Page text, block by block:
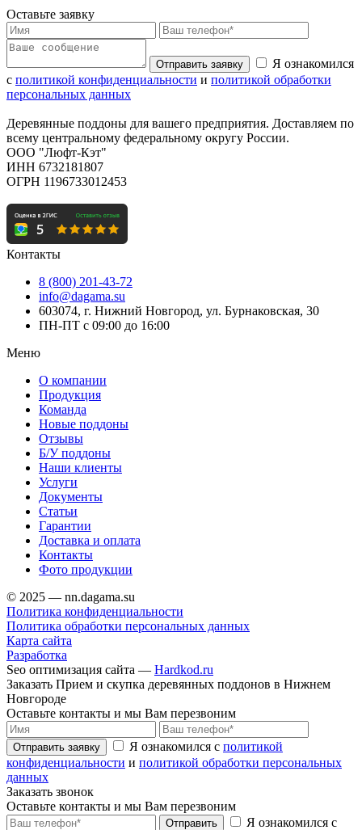
Оставьте заявку
Отправить заявку
Я ознакомился
с политикой конфиденциальности и политикой обработки
персональных данных
Деревянные поддоны для вашего предприятия. Доставляем по
всему центральному федеральному округу России.
ООО "Люфт-Кэт"
ИНН 6732181807
ОГРН 1196733012453
Контакты
8 (800) 201-43-72
info@dagama.su
603074, г. Нижний Новгород, ул. Бурнаковская, 30
ПН-ПТ с 09:00 до 16:00
Меню
О компании
Продукция
Команда
Новые поддоны
Отзывы
Б/У поддоны
Наши клиенты
Услуги
Документы
Статьи
Гарантии
Доставка и оплата
Контакты
Фото продукции
© 2025 — nn.dagama.su
Политика конфиденциальности
Политика обработки персональных данных
Карта сайта
Разработка
Seo оптимизация сайта — Hardkod.ru
Заказать Прием и скупка деревянных поддонов в Нижнем
Новгороде
Оставьте контакты и мы Вам перезвоним
Отправить заявку Я ознакомился с политикой
конфиденциальности и политикой обработки персональных
данных
Заказать звонок
Оставьте контакты и мы Вам перезвоним
Отправить
Я ознакомился с